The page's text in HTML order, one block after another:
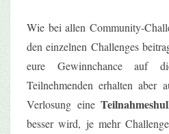
Wie bei allen Community-
den einzelnen Challenges
eure Gewinnchance auf
Teilnehmenden erhalten aber
Verlosung eine
besser wird, je mehr